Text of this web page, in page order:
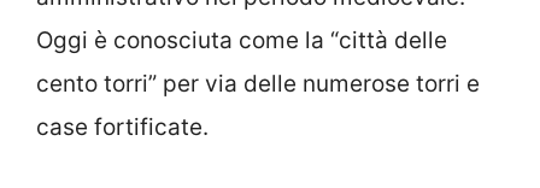
Oggi è conosciuta come la “città delle
cento torri” per via delle numerose torri e
case fortificate.